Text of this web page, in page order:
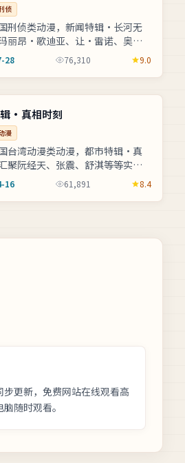
侦
刑侦类动漫，新闻特辑·长河无
丽昂·歌迪亚、让·雷诺、奥黛
等实力阵容，让-皮埃尔·热内操
音乐盛典舞台背后灯光音响团...
28 76,310 9.0
·真相时刻
漫
台湾动漫类动漫，都市特辑·真
聚阮经天、张震、舒淇等等实力
把刀操刀执导。综艺现场突发状
持与嘉宾的专业素养，全片支持...
16 61,891 8.4
步更新，免费网站在线观看高
随时观看。